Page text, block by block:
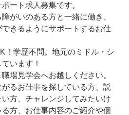
ート求人募集です。
がいのある方と一緒に働き、
きるようにサポートするお仕
！学歴不問。地元のミドル・シ
います！
場見学会へお越しください。
るお仕事を探している方、説
方、チャレンジしてみたいけ
方、お仕事内容のご紹介や個